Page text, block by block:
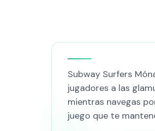
Subway Surfers
jugadores a las
mientras navegas
juego que te